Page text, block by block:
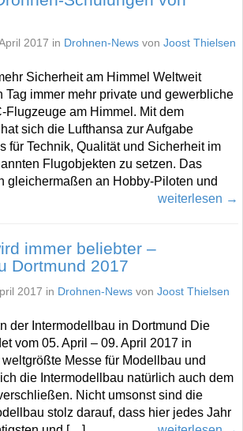
2017 in Drohnen-News von Joost Thielsen
Sicherheit am Himmel Weltweit
Tag immer mehr private und gewerbliche
Flugzeuge am Himmel. Mit dem
sich die Lufthansa zur Aufgabe
für Technik, Qualität und Sicherheit im
Flugobjekten zu setzen. Das
gleichermaßen an Hobby-Piloten und
weiterlesen →
immer beliebter –
Dortmund 2017
2017 in Drohnen-News von Joost Thielsen
der Intermodellbau in Dortmund Die
vom 05. April – 09. April 2017 in
weltgrößte Messe für Modellbau und
die Intermodellbau natürlich auch dem
Nicht umsonst sind die
stolz darauf, dass hier jedes Jahr